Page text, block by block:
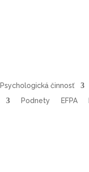
Psychologická činnosť
Podnety EFPA